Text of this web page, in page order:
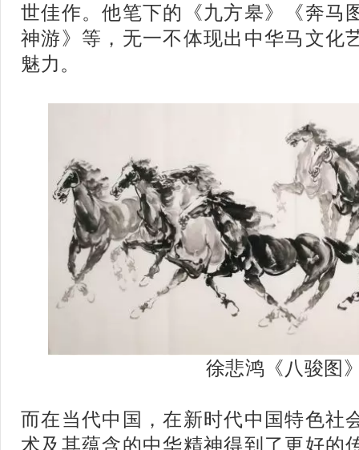
世佳作。他笔下的《九方皋》《奔马
神游》等，无一不体现出中华马文化
魅力。
徐悲鸿《八骏图
而在当代中国，在新时代中国特色社
术及其蕴含的中华精神得到了更好的